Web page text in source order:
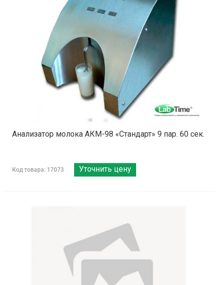
Анализатор молока АКМ-98 «Стандарт» 9 пар. 60 сек.
Код товара: 17073 Уточнить цену